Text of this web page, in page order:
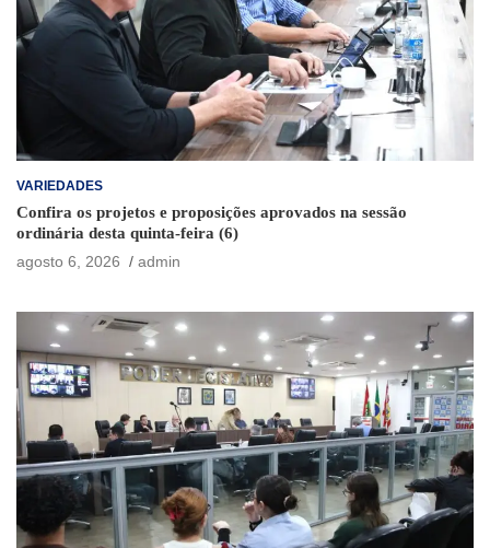
VARIEDADES
Confira os projetos e proposições aprovados na sessão
ordinária desta quinta-feira (6)
agosto 6, 2026
admin